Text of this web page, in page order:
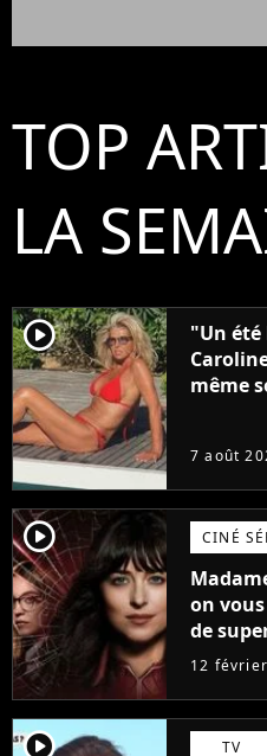
TOP
LA
player2
"Un été
même
7 août
player2 CINÉ
on
de
12
player2 TV